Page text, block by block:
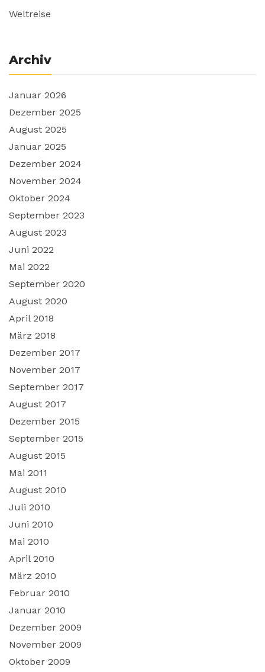
Weltreise
Archiv
Januar 2026
Dezember 2025
August 2025
Januar 2025
Dezember 2024
November 2024
Oktober 2024
September 2023
August 2023
Juni 2022
Mai 2022
September 2020
August 2020
April 2018
März 2018
Dezember 2017
November 2017
September 2017
August 2017
Dezember 2015
September 2015
August 2015
Mai 2011
August 2010
Juli 2010
Juni 2010
Mai 2010
April 2010
März 2010
Februar 2010
Januar 2010
Dezember 2009
November 2009
Oktober 2009